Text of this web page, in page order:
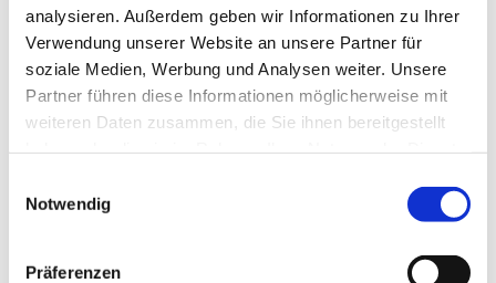
analysieren. Außerdem geben wir Informationen zu Ihrer
Verwendung unserer Website an unsere Partner für
soziale Medien, Werbung und Analysen weiter. Unsere
Partner führen diese Informationen möglicherweise mit
weiteren Daten zusammen, die Sie ihnen bereitgestellt
Notwendig
Präferenzen